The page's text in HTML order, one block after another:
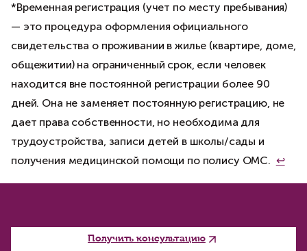
*Временная регистрация (учет по месту пребывания)
— это процедура оформления официального
свидетельства о проживании в жилье (квартире, доме,
общежитии) на ограниченный срок, если человек
находится вне постоянной регистрации более 90
дней. Она не заменяет постоянную регистрацию, не
дает права собственности, но необходима для
трудоустройства, записи детей в школы/сады и
получения медицинской помощи по полису ОМС. ↩
Получить консультацию